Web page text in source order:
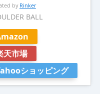
by Rinker
BALL
天市場
ショッピング